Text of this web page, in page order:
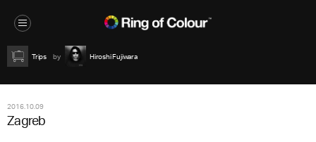
Trips Hiroshi Fujiwara
2016.10.09
Zagreb